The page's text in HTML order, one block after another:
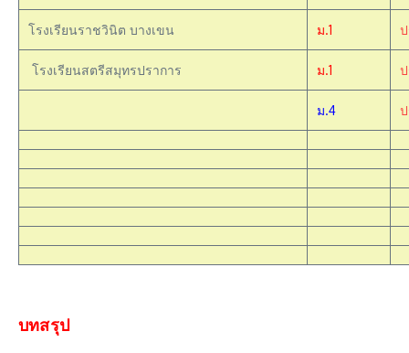
โรงเรียนราชวินิต บางเขน ม.1
โรงเรียนสตรีสมุทรปราการ ม.1
ม.4
บทสรุป